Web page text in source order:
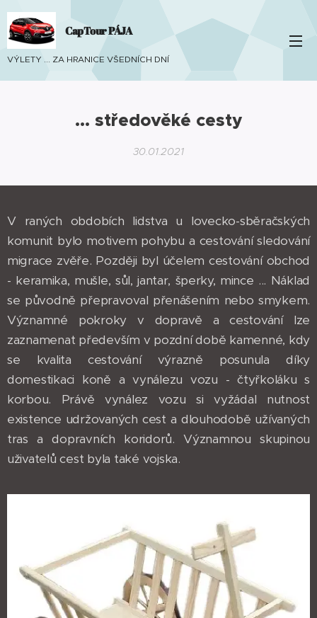
CapTour PÁJA
VÝLETY ... ZA HRANICE VŠEDNÍCH DNÍ
... středověké cesty
30.01.2021
V raných obdobích lidstva u lovecko-sběračských
komunit bylo motivem pohybu a cestování sledování
migrace zvěře. Později byl účelem cestování obchod
- keramika, mušle, sůl, jantar, šperky, mince ... Náklad
se původně přepravoval přenášením nebo smykem.
Významné pokroky v dopravě a cestování lze
zaznamenat především v pozdní době kamenné, kdy
se kvalita cestování výrazně posunula díky
domestikaci koně a vynálezu vozu - čtyřkoláku s
korbou. Právě vynález vozu si vyžádal nutnost
existence udržovaných cest a dlouhodobě užívaných
tras a dopravních koridorů. Významnou skupinou
uživatelů cest byla také vojska.